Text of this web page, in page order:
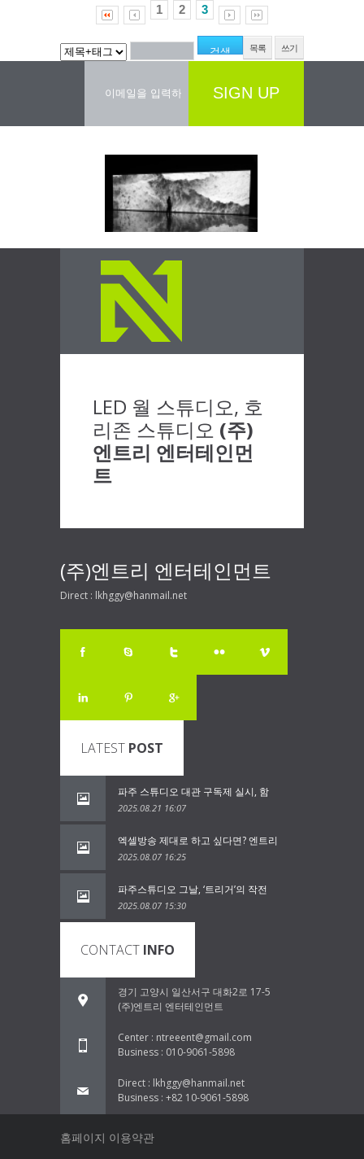
1 2 3
목록 쓰기
SIGN UP
LED 월 스튜디오, 호
리존 스튜디오 (주)
엔트리 엔터테인먼
트
(주)엔트리 엔터테인먼트
Direct : lkhggy@hanmail.net
LATEST POST
파주 스튜디오 대관 구독제 실시, 함
2025.08.21 16:07
엑셀방송 제대로 하고 싶다면? 엔트리
2025.08.07 16:25
파주스튜디오 그날, ‘트리거’의 작전
2025.08.07 15:30
CONTACT INFO
경기 고양시 일산서구 대화2로 17-5
(주)엔트리 엔터테인먼트
Center : ntreeent@gmail.com
Business : 010-9061-5898
Direct : lkhggy@hanmail.net
Business : +82 10-9061-5898
홈페이지 이용약관